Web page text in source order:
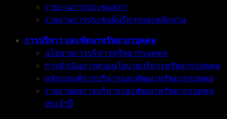
รายงานการประชุมสภา
รายงานการประชุมผู้บริหารและพนักงาน
การบริหาร และพัตนาทรัพยากรบุคคล
นโยบายการบริหารทรัพยากรบุคคล
การดำเนินการตามนโยบายบริหารทรัพยากรบุคคล
หลักเกณฑ์การบริหารและพัฒนาทรัพยากรบุคคล
รายงานผลการบริหารและพัฒนาทรัพยากรบุคคล
ประจำปี